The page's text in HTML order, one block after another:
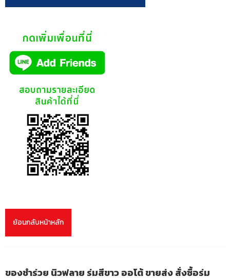
ย้อนกลับหน้าหลัก
ของชำร่วย นิวฟลาย ร่มสีขาว ออโต้ ขายส่ง สั่งซื้อร่ม